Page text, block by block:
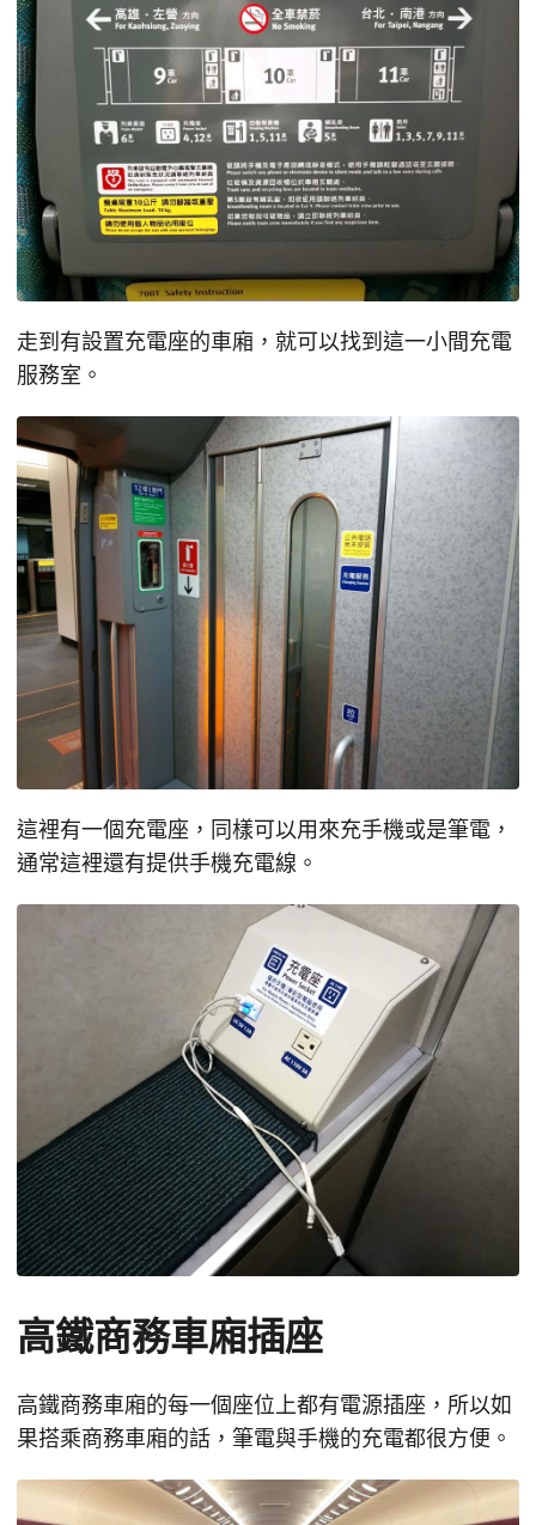
走到有設置充電座的車廂，就可以找到這一小間充電
服務室。
這裡有一個充電座，同樣可以用來充手機或是筆電，
通常這裡還有提供手機充電線。
高鐵商務車廂插座
高鐵商務車廂的每一個座位上都有電源插座，所以如
果搭乘商務車廂的話，筆電與手機的充電都很方便。